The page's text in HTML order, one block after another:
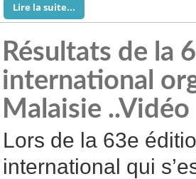
Lire la suite...
Résultats de la
international
Malaisie ..Vidéo
Lors de la 63e
international qui